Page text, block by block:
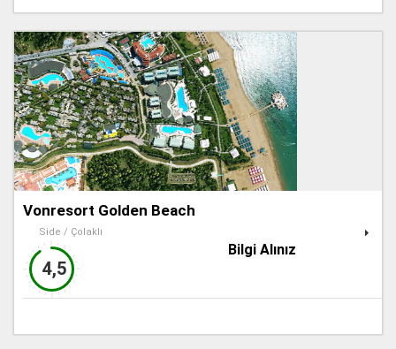
Vonresort Golden Beach
Side / Çolaklı
4,5
Bilgi Alınız